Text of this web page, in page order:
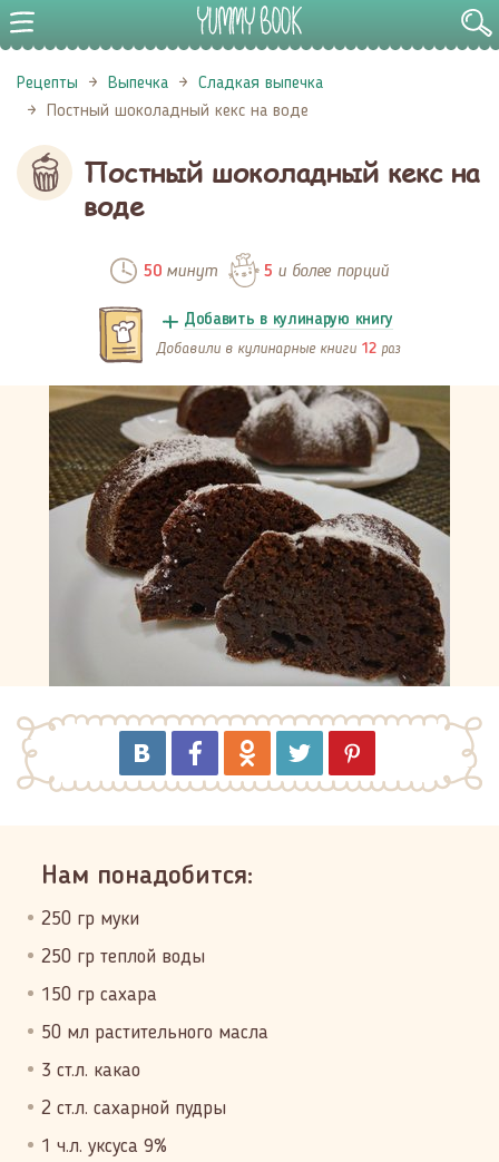
Рецепты Выпечка
Сладкая выпечка
Постный шоколадный кекс на воде
Постный шоколадный кекс на
воде
50минут 5 и более порций
Добавить в кулинарую книгу
Добавили в кулинарные книги 12 раз
Нам понадобится:
250 гр муки
250 гр теплой воды
150 гр сахара
50 мл растительного масла
3 ст.л. какао
2 ст.л. сахарной пудры
1 ч.л. уксуса 9%